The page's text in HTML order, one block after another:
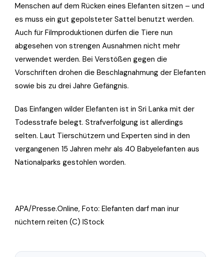
Menschen auf dem Rücken eines Elefanten sitzen – und
es muss ein gut gepolsteter Sattel benutzt werden.
Auch für Filmproduktionen dürfen die Tiere nun
abgesehen von strengen Ausnahmen nicht mehr
verwendet werden. Bei Verstößen gegen die
Vorschriften drohen die Beschlagnahmung der Elefanten
sowie bis zu drei Jahre Gefängnis.
Das Einfangen wilder Elefanten ist in Sri Lanka mit der
Todesstrafe belegt. Strafverfolgung ist allerdings
selten. Laut Tierschützern und Experten sind in den
vergangenen 15 Jahren mehr als 40 Babyelefanten aus
Nationalparks gestohlen worden.
APA/Presse.Online, Foto: Elefanten darf man inur
nüchtern reiten (C) IStock